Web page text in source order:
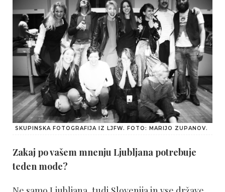
SKUPINSKA FOTOGRAFIJA IZ LJFW. FOTO: MARIJO ZUPANOV.
Zakaj po vašem mnenju Ljubljana potrebuje
teden mode?